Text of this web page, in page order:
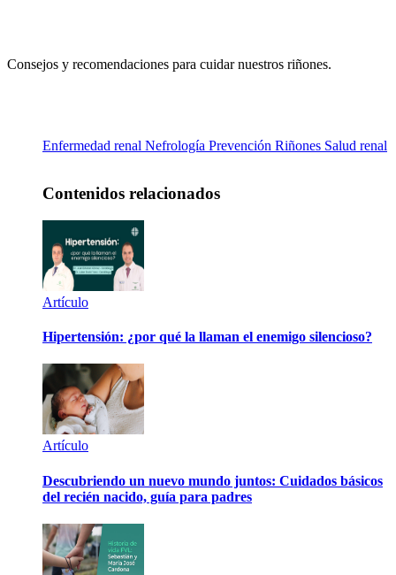
Consejos y recomendaciones para cuidar nuestros riñones.
Enfermedad renal Nefrología Prevención Riñones Salud renal
Contenidos relacionados
Artículo
Hipertensión: ¿por qué la llaman el enemigo silencioso?
Artículo
Descubriendo un nuevo mundo juntos: Cuidados básicos
del recién nacido, guía para padres